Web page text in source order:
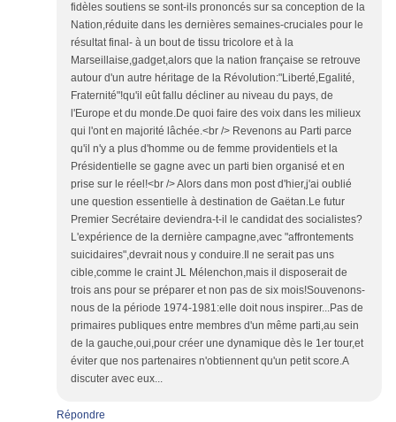
fidèles soutiens se sont-ils prononcés sur sa conception de la
Nation,réduite dans les dernières semaines-cruciales pour le
résultat final- à un bout de tissu tricolore et à la
Marseillaise,gadget,alors que la nation française se retrouve
autour d'un autre héritage de la Révolution:"Liberté,Egalité,
Fraternité"!qu'il eût fallu décliner au niveau du pays, de
l'Europe et du monde.De quoi faire des voix dans les milieux
qui l'ont en majorité lâchée.<br /> Revenons au Parti parce
qu'il n'y a plus d'homme ou de femme providentiels et la
Présidentielle se gagne avec un parti bien organisé et en
prise sur le réel!<br /> Alors dans mon post d'hier,j'ai oublié
une question essentielle à destination de Gaëtan.Le futur
Premier Secrétaire deviendra-t-il le candidat des socialistes?
L'expérience de la dernière campagne,avec "affrontements
suicidaires",devrait nous y conduire.Il ne serait pas uns
cible,comme le craint JL Mélenchon,mais il disposerait de
trois ans pour se préparer et non pas de six mois!Souvenons-
nous de la période 1974-1981:elle doit nous inspirer...Pas de
primaires publiques entre membres d'un même parti,au sein
de la gauche,oui,pour créer une dynamique dès le 1er tour,et
éviter que nos partenaires n'obtiennent qu'un petit score.A
discuter avec eux...
Répondre